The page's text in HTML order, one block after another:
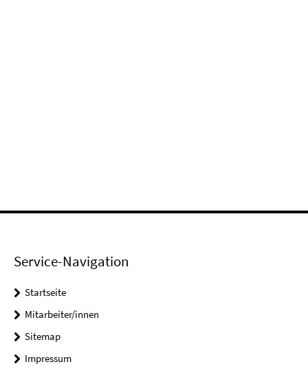
Service-Navigation
Startseite
Mitarbeiter/innen
Sitemap
Impressum